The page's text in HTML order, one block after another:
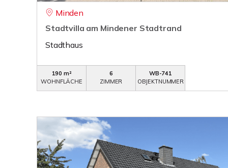
Minden
Stadtvilla am Mindener Stadtrand
Stadthaus
190 m²
WOHNFLÄCHE
6
ZIMMER
WB-741
OBJEKTNUMMER